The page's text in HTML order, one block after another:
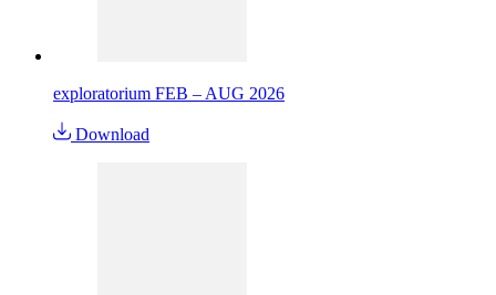
exploratorium FEB – AUG 2026
Download